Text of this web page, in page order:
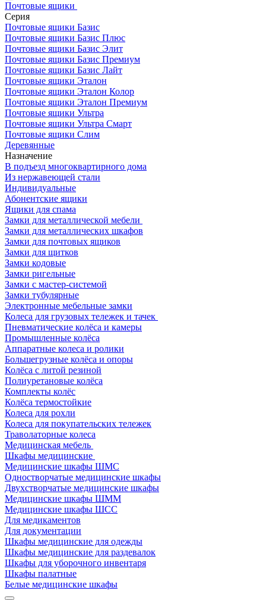
Почтовые ящики
Серия
Почтовые ящики Базис
Почтовые ящики Базис Плюс
Почтовые ящики Базис Элит
Почтовые ящики Базис Премиум
Почтовые ящики Базис Лайт
Почтовые ящики Эталон
Почтовые ящики Эталон Колор
Почтовые ящики Эталон Премиум
Почтовые ящики Ультра
Почтовые ящики Ультра Смарт
Почтовые ящики Слим
Деревянные
Назначение
В подъезд многоквартирного дома
Из нержавеющей стали
Индивидуальные
Абонентские ящики
Ящики для спама
Замки для металлической мебели
Замки для металлических шкафов
Замки для почтовых ящиков
Замки для щитков
Замки кодовые
Замки ригельные
Замки с мастер-системой
Замки тубулярные
Электронные мебельные замки
Колеса для грузовых тележек и тачек
Пневматические колёса и камеры
Промышленные колёса
Аппаратные колеса и ролики
Большегрузные колёса и опоры
Колёса с литой резиной
Полиуретановые колёса
Комплекты колёс
Колёса термостойкие
Колеса для рохли
Колеса для покупательских тележек
Траволаторные колеса
Медицинская мебель
Шкафы медицинские
Медицинские шкафы ШМС
Одностворчатые медицинские шкафы
Двухстворчатые медицинские шкафы
Медицинские шкафы ШММ
Медицинские шкафы ШСС
Для медикаментов
Для документации
Шкафы медицинские для одежды
Шкафы медицинские для раздевалок
Шкафы для уборочного инвентаря
Шкафы палатные
Белые медицинские шкафы